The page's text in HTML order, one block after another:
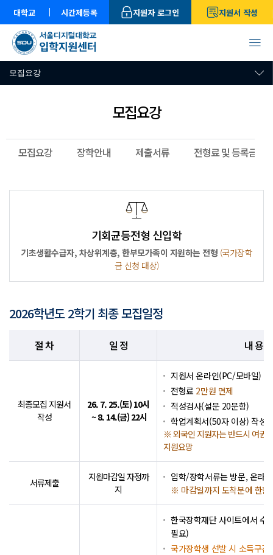
대학교 시간제등록 지원자 로그인 지원서 작성
모집요강
모집요강
모집요강 장학안내 제출서류 전형료 및 등록금
기회균등전형 신입학
기초생활수급자, 차상위계층, 한부모가족이 지원하는 전형 (국가장학
금 신청 대상)
2026학년도 2학기 최종 모집일정
절 차 일 정 내 용
최종모집 지원서
작성
26. 7. 25.(토) 10시
~ 8. 14.(금) 22시
지원서 온라인(PC/모바일)
전형료 2만원 면제
적성검사(설문 20문항)
학업계획서(50자 이상) 작성
※ 외국인 지원자는 반드시 여권
지원요망
서류제출
지원마감일 자정까
지
입학/장학서류는 방문, 온라
※ 마감일까지 도착분에 한함
한국장학재단 사이트에서 수
필요)
국가장학생 선발 시 소득구